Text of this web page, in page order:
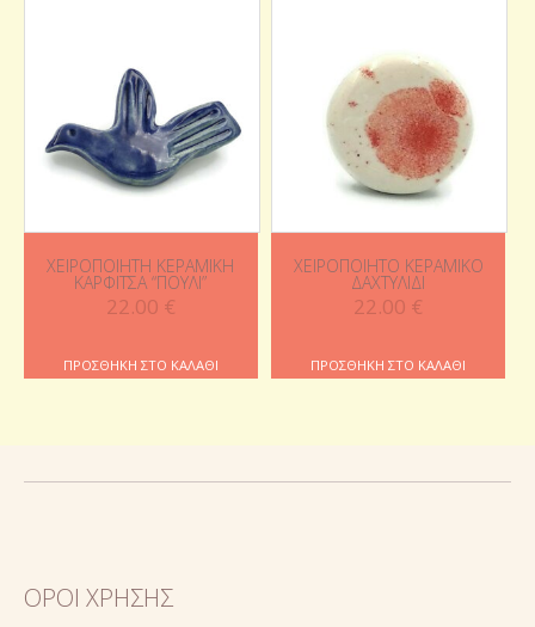
ΧΕΙΡΟΠΟΊΗΤΗ ΚΕΡΑΜΙΚΉ
ΚΑΡΦΊΤΣΑ “ΠΟΥΛΊ”
22.00 €
ΠΡΟΣΘΉΚΗ ΣΤΟ ΚΑΛΆΘΙ
ΧΕΙΡΟΠΟΊΗΤΟ ΚΕΡΑΜΙΚΌ
ΔΑΧΤΥΛΊΔΙ
22.00 €
ΠΡΟΣΘΉΚΗ ΣΤΟ ΚΑΛΆΘΙ
ΌΡΟΙ ΧΡΉΣΗΣ